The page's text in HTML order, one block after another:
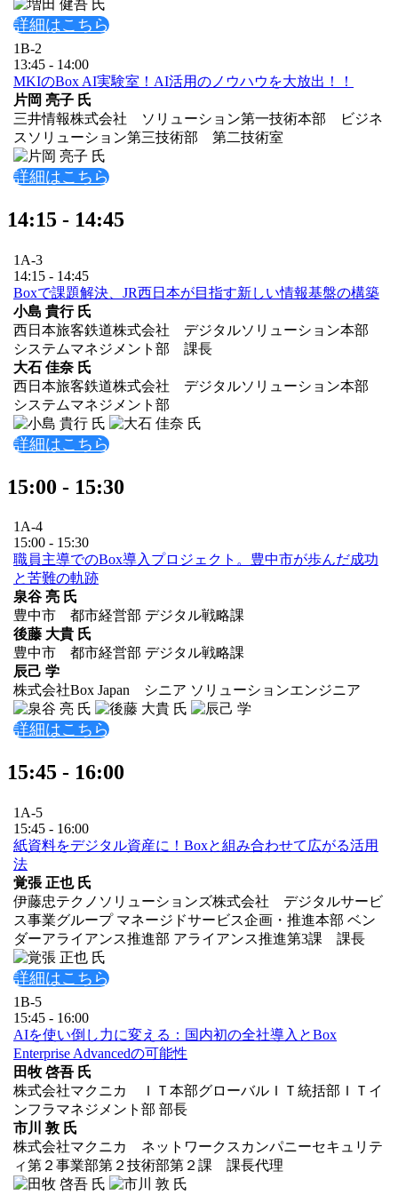
詳細はこちら
1B-2
13:45 - 14:00
MKIのBox AI実験室！AI活用のノウハウを大放出！！
片岡 亮子 氏
三井情報株式会社 ソリューション第一技術本部 ビジネ
スソリューション第三技術部 第二技術室
詳細はこちら
14:15 - 14:45
1A-3
14:15 - 14:45
Boxで課題解決、JR西日本が目指す新しい情報基盤の構築
小島 貴行 氏
西日本旅客鉄道株式会社 デジタルソリューション本部
システムマネジメント部 課長
大石 佳奈 氏
西日本旅客鉄道株式会社 デジタルソリューション本部
システムマネジメント部
詳細はこちら
15:00 - 15:30
1A-4
15:00 - 15:30
職員主導でのBox導入プロジェクト。豊中市が歩んだ成功
と苦難の軌跡
泉谷 亮 氏
豊中市 都市経営部 デジタル戦略課
後藤 大貴 氏
豊中市 都市経営部 デジタル戦略課
辰己 学
株式会社Box Japan シニア ソリューションエンジニア
詳細はこちら
15:45 - 16:00
1A-5
15:45 - 16:00
紙資料をデジタル資産に！Boxと組み合わせて広がる活用
法
覚張 正也 氏
伊藤忠テクノソリューションズ株式会社 デジタルサービ
ス事業グループ マネージドサービス企画・推進本部 ベン
ダーアライアンス推進部 アライアンス推進第3課 課長
詳細はこちら
1B-5
15:45 - 16:00
AIを使い倒し力に変える：国内初の全社導入とBox
Enterprise Advancedの可能性
田牧 啓吾 氏
株式会社マクニカ ＩＴ本部グローバルＩＴ統括部ＩＴイ
ンフラマネジメント部 部長
市川 敦 氏
株式会社マクニカ ネットワークスカンパニーセキュリテ
ィ第２事業部第２技術部第２課 課長代理